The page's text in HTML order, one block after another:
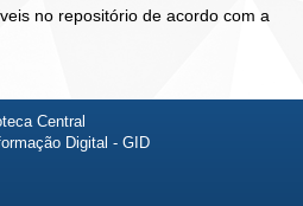
no repositório de acordo com a
Central
Digital - GID